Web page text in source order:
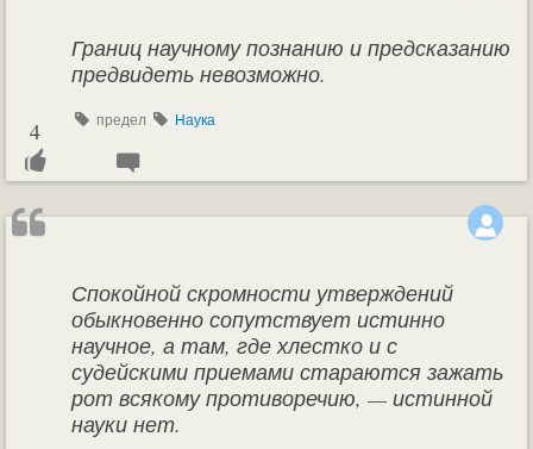
Границ научному познанию и предсказанию
предвидеть невозможно.
предел Наука
4
Спокойной скромности утверждений
обыкновенно сопутствует истинно
научное, а там, где хлестко и с
судейскими приемами стараются зажать
рот всякому противоречию, — истинной
науки нет.